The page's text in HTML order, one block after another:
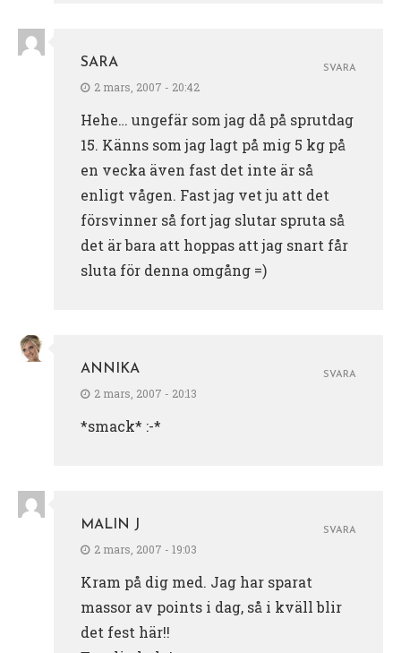
SARA
2 mars, 2007 - 20:42
Hehe… ungefär som jag då på sprutdag
15. Känns som jag lagt på mig 5 kg på
en vecka även fast det inte är så
enligt vågen. Fast jag vet ju att det
försvinner så fort jag slutar spruta så
det är bara att hoppas att jag snart får
sluta för denna omgång =)
SVARA
ANNIKA
2 mars, 2007 - 20:13
*smack* :-*
SVARA
MALIN J
2 mars, 2007 - 19:03
Kram på dig med. Jag har sparat
massor av points i dag, så i kväll blir
det fest här!!
SVARA